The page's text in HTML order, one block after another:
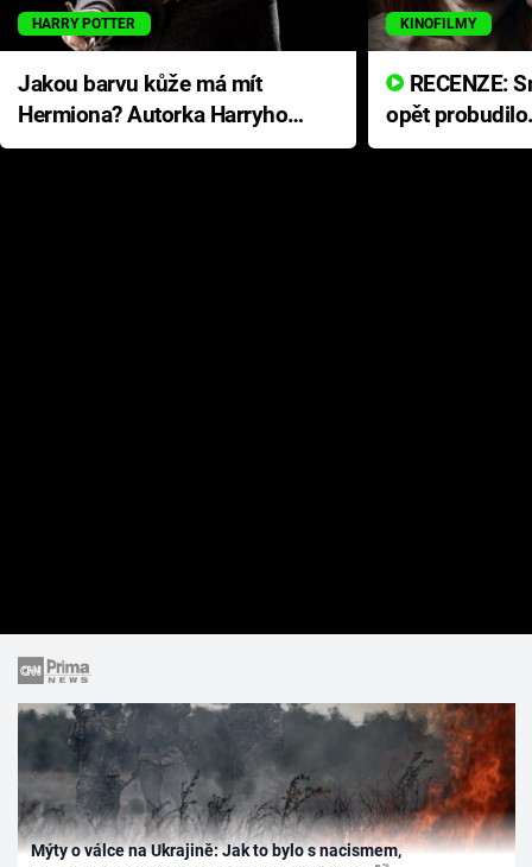
HARRY POTTER
Jakou barvu kůže má mít
Hermiona? Autorka Harryho
Pottera přišla s ráznou
KINOFILMY
opět
přichází s
Mýty o válce na Ukrajině: Jak to bylo s nacismem,